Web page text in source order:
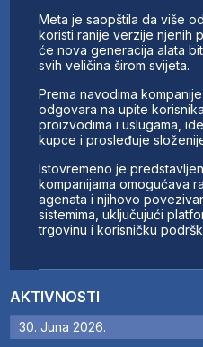
AKTIVNOSTI
30. Juna 2026.
Meta je saopštila da više
koristi ranije verzije njenih
će nova generacija alata
svih veličina širom svijeta.
Prema navodima
odgovara na upite
proizvodima i uslugama,
kupce i prosleđuje
Istovremeno je
kompanijama omogućava
agenata i njihovo
sistemima, uključujući
trgovinu i korisničku